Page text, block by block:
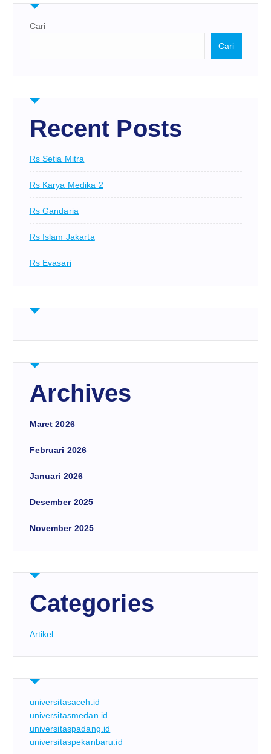
Cari
Cari
Recent Posts
Rs Setia Mitra
Rs Karya Medika 2
Rs Gandaria
Rs Islam Jakarta
Rs Evasari
Archives
Maret 2026
Februari 2026
Januari 2026
Desember 2025
November 2025
Categories
Artikel
universitasaceh.id
universitasmedan.id
universitaspadang.id
universitaspekanbaru.id